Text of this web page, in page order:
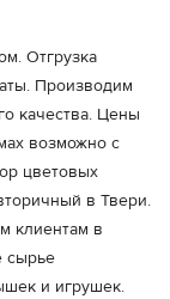
Отгрузка
Производим
качества. Цены
возможно с
цветовых
в Твери.
клиентам в
сырье
и игрушек.